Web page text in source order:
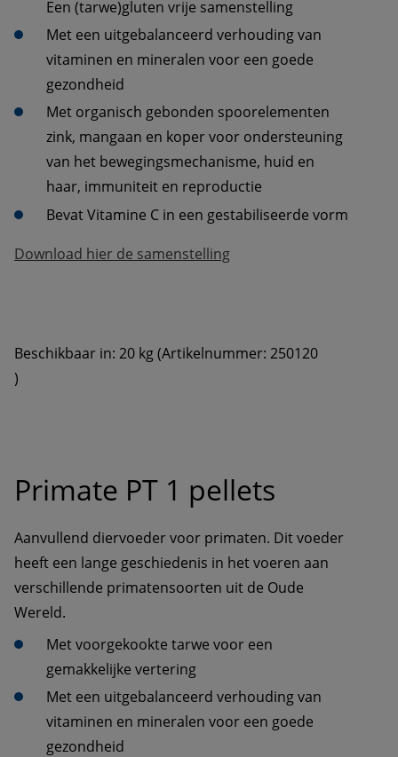
Met een uitgebalanceerd verhouding van
vitaminen en mineralen voor een goede
Met organisch gebonden spoorelementen
zink, mangaan en koper voor ondersteuning
van het bewegingsmechanisme, huid en
Bevat Vitamine C in een gestabiliseerde vorm
Download hier de samenstelling
Beschikbaar in: 20 kg (Artikelnummer: 250120
)
Primate PT 1 pellets
Aanvullend diervoeder voor primaten. Dit voeder
heeft een lange geschiedenis in het voeren aan
verschillende primatensoorten uit de Oude
Wereld.
Met voorgekookte tarwe voor een
gemakkelijke vertering
Met een uitgebalanceerd verhouding van
vitaminen en mineralen voor een goede
gezondheid